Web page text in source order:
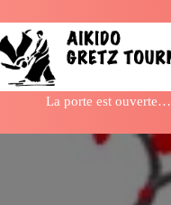
La porte est ouverte…